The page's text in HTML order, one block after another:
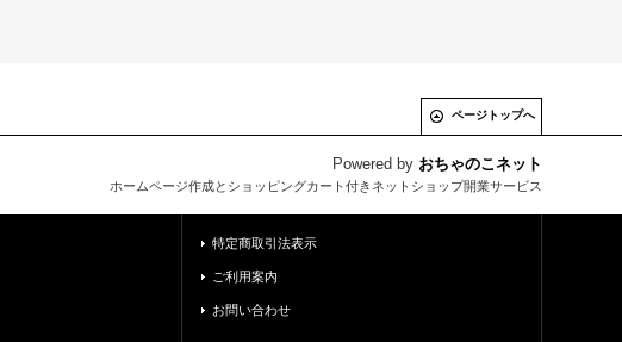
ページトップへ
Powered by おちゃのこネット
ホームページ作成とショッピングカート付きネットショップ開業サービス
特定商取引法表示
ご利用案内
お問い合わせ